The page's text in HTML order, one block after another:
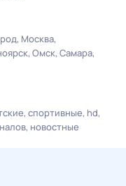
Москва
Омск Самара
спортивные hd
новостные